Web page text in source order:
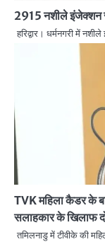
2915 नशीले इंजेक्शन
हरिद्वार। धर्मनगरी में
TVK महिला कैडर के
सलाहकार के खिलाफ
तमिलनाडु में टीवीके की